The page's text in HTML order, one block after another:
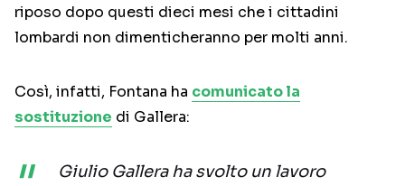
riposo dopo questi dieci mesi che i cittadini
lombardi non dimenticheranno per molti anni.
Così, infatti, Fontana ha comunicato la
sostituzione di Gallera:
Giulio Gallera ha svolto un lavoro